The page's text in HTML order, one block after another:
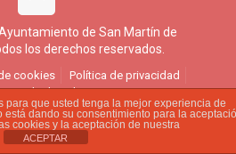
de San Martín de
los derechos reservados.
cookies
Política de privacidad
de derechos
para que usted tenga la mejor experiencia de
dando su consentimiento para la
cookies y la aceptación de nuestra
ACEPTAR